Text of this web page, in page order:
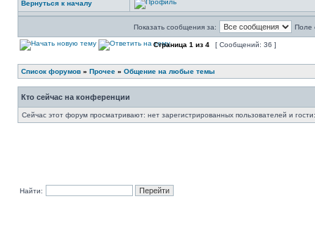
Вернуться к началу
Показать сообщения за: Поле
Страница 1 из 4 [ Сообщений: 36 ]
Список форумов » Прочее » Общение на любые темы
Кто сейчас на конференции
Сейчас этот форум просматривают: нет зарегистрированных пользователей и
Найти: